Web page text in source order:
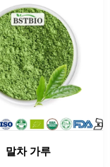
말차 가루